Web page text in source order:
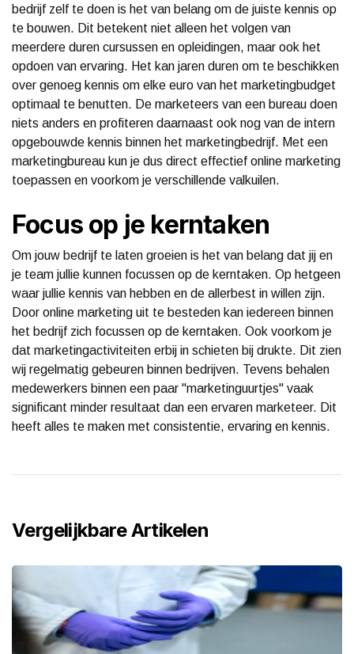
bedrijf zelf te doen is het van belang om de juiste kennis op
te bouwen. Dit betekent niet alleen het volgen van
meerdere duren cursussen en opleidingen, maar ook het
opdoen van ervaring. Het kan jaren duren om te beschikken
over genoeg kennis om elke euro van het marketingbudget
optimaal te benutten. De marketeers van een bureau doen
niets anders en profiteren daarnaast ook nog van de intern
opgebouwde kennis binnen het marketingbedrijf. Met een
marketingbureau kun je dus direct effectief online marketing
toepassen en voorkom je verschillende valkuilen.
Focus op je kerntaken
Om jouw bedrijf te laten groeien is het van belang dat jij en
je team jullie kunnen focussen op de kerntaken. Op hetgeen
waar jullie kennis van hebben en de allerbest in willen zijn.
Door online marketing uit te besteden kan iedereen binnen
het bedrijf zich focussen op de kerntaken. Ook voorkom je
dat marketingactiviteiten erbij in schieten bij drukte. Dit zien
wij regelmatig gebeuren binnen bedrijven. Tevens behalen
medewerkers binnen een paar "marketinguurtjes" vaak
significant minder resultaat dan een ervaren marketeer. Dit
heeft alles te maken met consistentie, ervaring en kennis.
Vergelijkbare Artikelen